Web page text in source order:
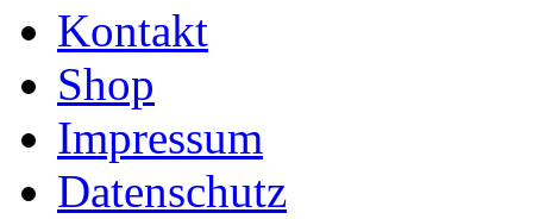
Kontakt
Shop
Impressum
Datenschutz